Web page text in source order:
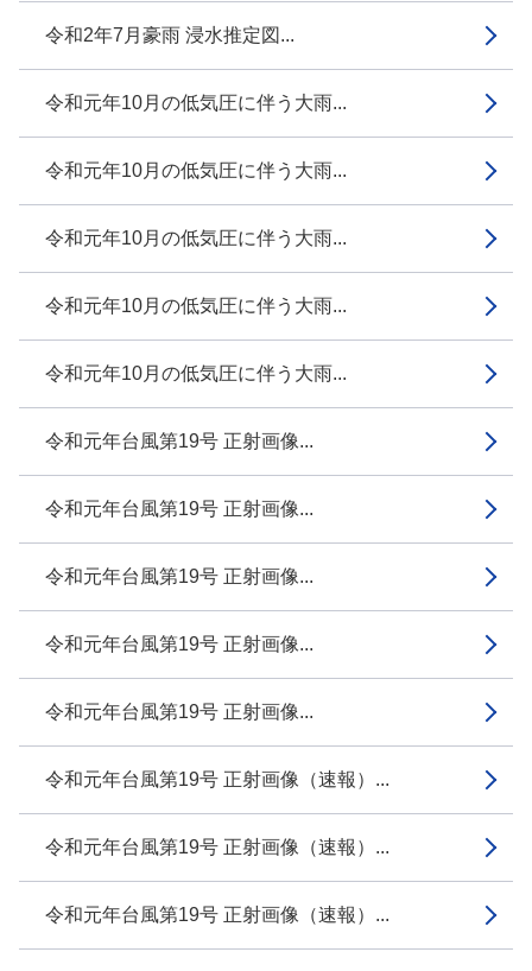
令和2年7月豪雨 浸水推定図...
令和元年10月の低気圧に伴う大雨...
令和元年10月の低気圧に伴う大雨...
令和元年10月の低気圧に伴う大雨...
令和元年10月の低気圧に伴う大雨...
令和元年10月の低気圧に伴う大雨...
令和元年台風第19号 正射画像...
令和元年台風第19号 正射画像...
令和元年台風第19号 正射画像...
令和元年台風第19号 正射画像...
令和元年台風第19号 正射画像...
令和元年台風第19号 正射画像（速報）...
令和元年台風第19号 正射画像（速報）...
令和元年台風第19号 正射画像（速報）...